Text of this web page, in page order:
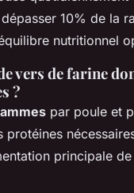
10% de la
nutritionnel
vers de farine
?
par poule et
principale